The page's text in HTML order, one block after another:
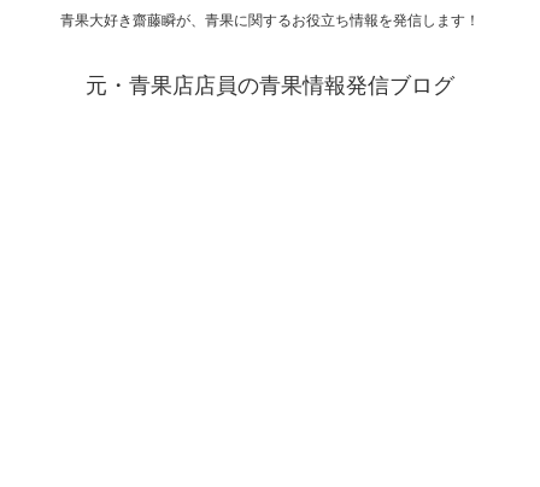
青果大好き齋藤瞬が、青果に関するお役立ち情報を発信します！
元・青果店店員の青果情報発信ブログ